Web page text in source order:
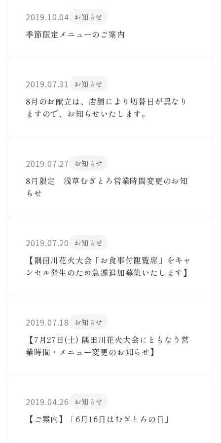
2019.10.04 お知らせ
季節限定メニューのご案内
2019.07.31 お知らせ
8月のお献立は、店舗により切替日が異なり
ますので、お知らせいたします。
2019.07.27 お知らせ
8月限定 浅草むぎとろ営業時間変更のお知
らせ
2019.07.20 お知らせ
【隅田川花火大会「お食事付観覧席」をキャ
ンセル発生のため急遽追加募集いたします】
2019.07.18 お知らせ
【7月27日(土) 隅田川花火大会にともなう営
業時間・メニュー変更のお知らせ】
2019.04.26 お知らせ
【ご案内】「6月16日はむぎとろの日」